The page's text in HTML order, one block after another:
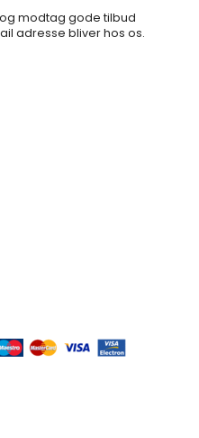
modtag gode tilbud
adresse bliver hos os.